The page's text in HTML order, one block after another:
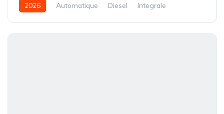
2026 Automatique Diesel Integrale